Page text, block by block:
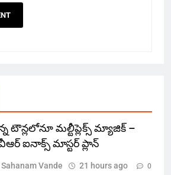
టౌన్లలోనూ మల్టీప్లెక్స్‌ మ్యాజిక్ –
ఐనాక్స్ మాస్టర్ ప్లాన్
Sahanam Vande 21 hours ago 0